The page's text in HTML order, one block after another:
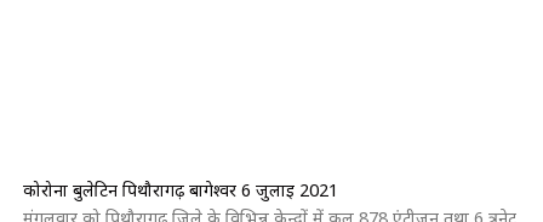
कोरोना बुलेटिन पिथौरागढ़ बागेश्वर 6 जुलाई 2021